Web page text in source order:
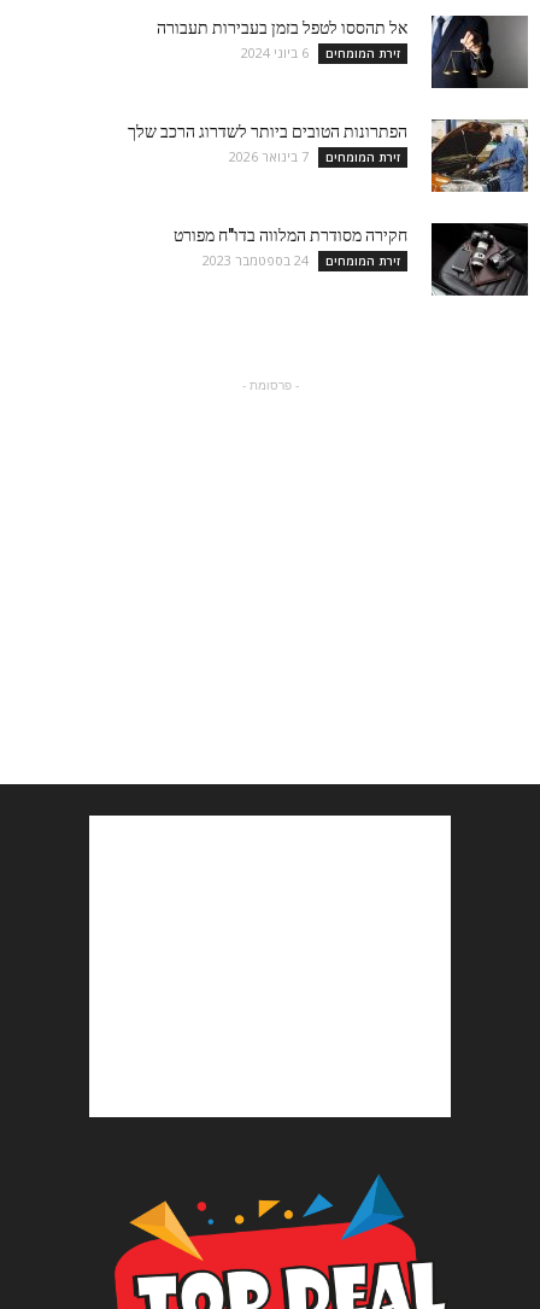
אל תהססו לטפל בזמן בעבירות תעבורה
זירת המומחים 6 ביוני 2024
הפתרונות הטובים ביותר לשדרוג הרכב שלך
זירת המומחים 7 בינואר 2026
חקירה מסודרת המלווה בדו"ח מפורט
זירת המומחים 24 בספטמבר 2023
- פרסומת -